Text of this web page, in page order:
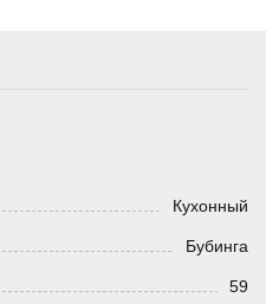
Кухонный
Бубинга
59